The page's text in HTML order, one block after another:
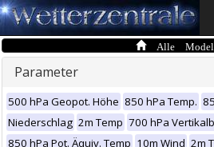
Alle
Parameter
500 hPa Geopot. Höhe 850 hPa Temp.
Niederschlag 2m Temp 700 hPa
850 hPa Pot. Äquiv. Temp 10m Wind 2m